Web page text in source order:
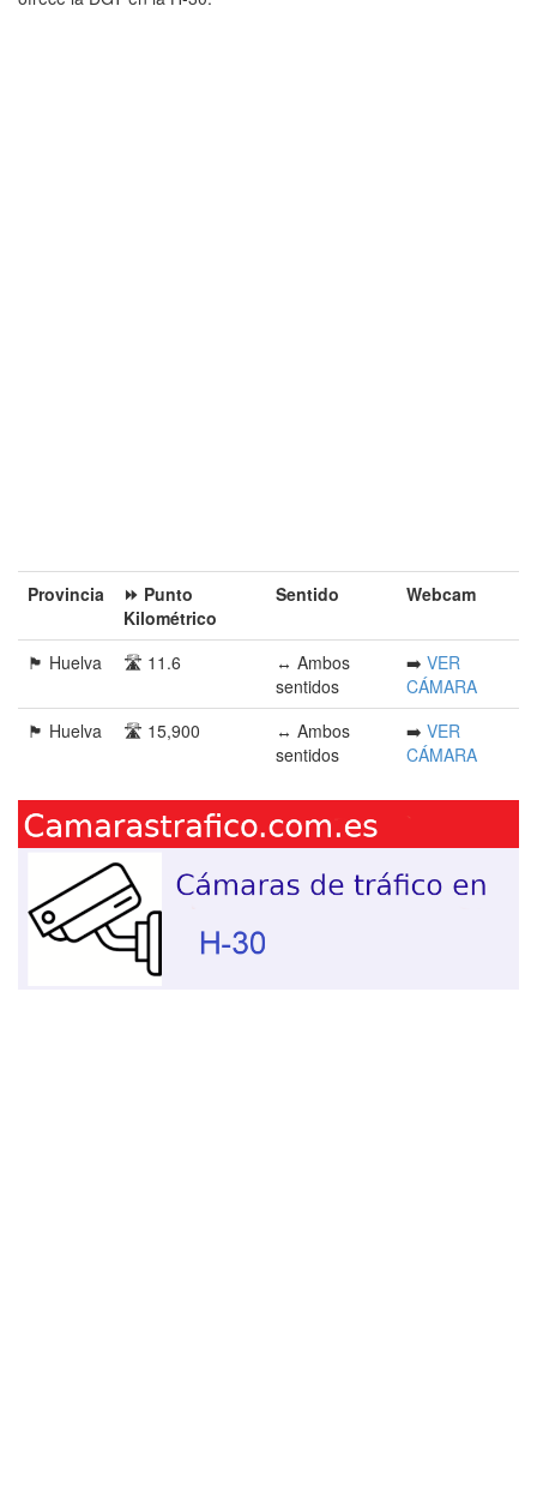
Provincia󠁭󠁶󠁳󠁣󠁿
⏩ Punto
Kilométrico
Sentido Webcam
🏴󠁭󠁶󠁳󠁣󠁿 Huelva 🛣️ 11.6
↔️ Ambos
sentidos
➡️ VER
CÁMARA
🏴󠁭󠁶󠁳󠁣󠁿 Huelva
🛣️ 15,900
↔️ Ambos
sentidos
➡️ VER
CÁMARA